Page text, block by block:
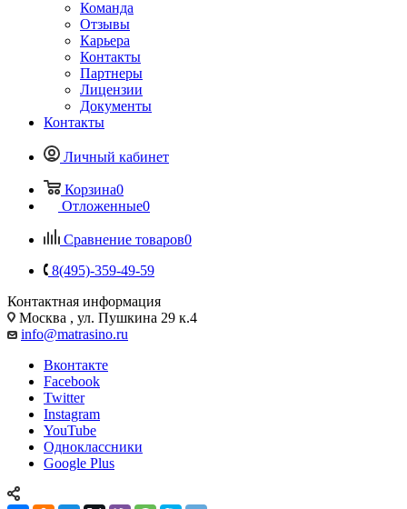
Команда
Отзывы
Карьера
Контакты
Партнеры
Лицензии
Документы
Контакты
Личный кабинет
Корзина0
Отложенные0
Сравнение товаров0
8(495)-359-49-59
Контактная информация
Москва , ул. Пушкина 29 к.4
info@matrasino.ru
Вконтакте
Facebook
Twitter
Instagram
YouTube
Одноклассники
Google Plus